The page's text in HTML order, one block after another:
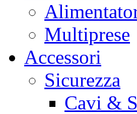
Multiprese
Accessori
Sicurezza
Cavi &